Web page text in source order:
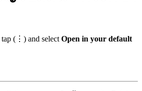
tap (⋮) and select Open in your default